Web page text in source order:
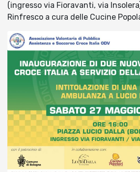
(ingresso via Fioravanti, via
Rinfresco a cura delle Cucine